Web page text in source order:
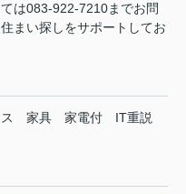
は083-922-7210までお問
まい探しをサポートしてお
家具 家電付
IT重説